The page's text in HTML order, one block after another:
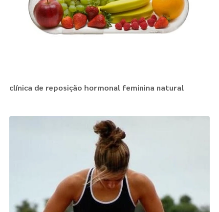
clínica de reposição hormonal feminina natural